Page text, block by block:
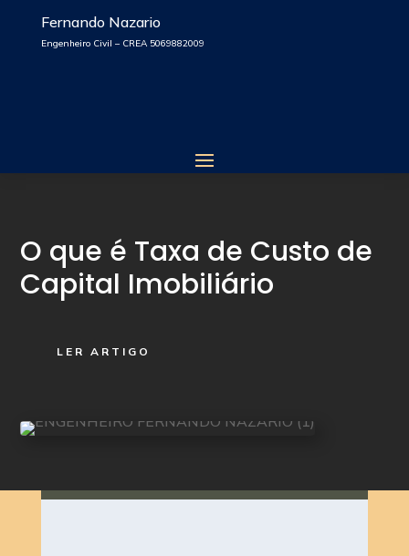
Fernando Nazario
Engenheiro Civil – CREA 5069882009
O que é Taxa de Custo de
Capital Imobiliário
LER ARTIGO